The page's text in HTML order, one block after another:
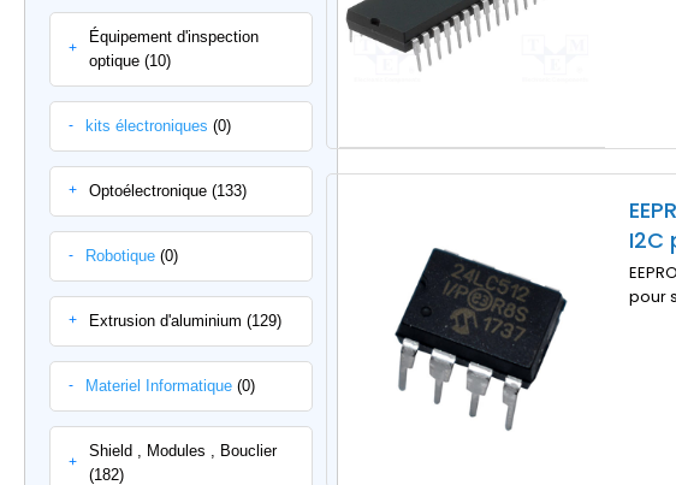
+
Équipement d'inspection
optique (10)
- kits électroniques (0)
+ Optoélectronique (133)
- Robotique (0)
+ Extrusion d'aluminium (129)
- Materiel Informatique (0)
+
Shield , Modules , Bouclier
(182)
I2C
pour